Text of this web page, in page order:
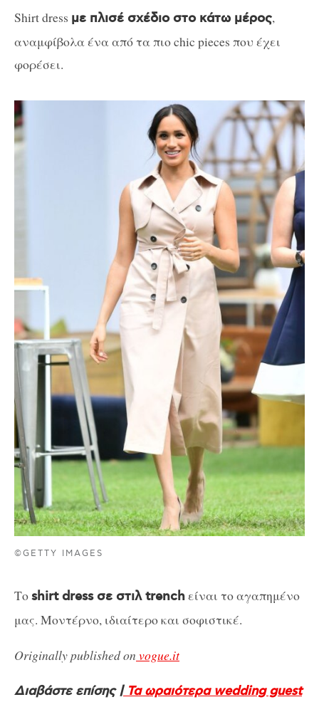
Shirt dress με πλισέ σχέδιο στο κάτω μέρος,
αναμφίβολα ένα από τα πιο chic pieces που έχει
φορέσει.
©GETTY IMAGES
Τοshirt dress σε στιλ trenchείναι το αγαπημένο
μας. Μοντέρνο, ιδιαίτερο και σοφιστικέ.
Originally published on vogue.it
Διαβάστε επίσης |Τα ωραιότερα wedding guest